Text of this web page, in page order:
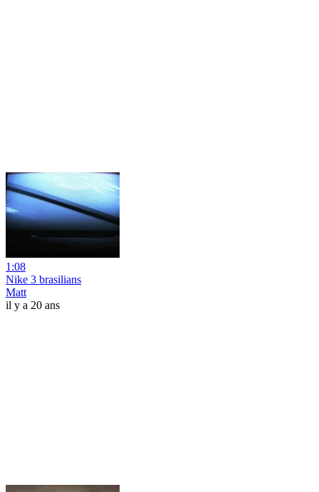
1:08
Nike 3 brasilians
Matt
il y a 20 ans